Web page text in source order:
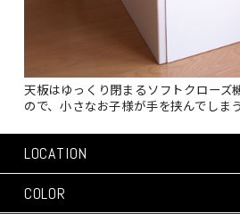
天板はゆっくり閉まるソフトクローズ
ので、小さなお子様が手を挟んでしま
LOCATION
COLOR